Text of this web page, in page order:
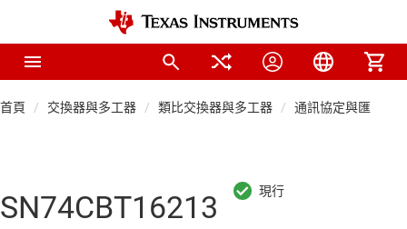
首頁 交換器與多工器 類比交換器與多工器 通訊協定與匯流排
SN74CBT16213